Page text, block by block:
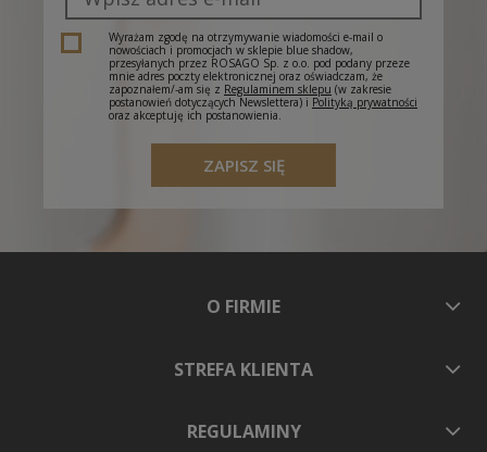
Wyrażam zgodę na otrzymywanie wiadomości e-mail o
nowościach i promocjach w sklepie blue shadow,
przesyłanych przez ROSAGO Sp. z o.o. pod podany przeze
mnie adres poczty elektronicznej oraz oświadczam, że
zapoznałem/-am się z Regulaminem sklepu (w zakresie
postanowień dotyczących Newslettera) i Polityką prywatności
oraz akceptuję ich postanowienia.
ZAPISZ SIĘ
O FIRMIE
STREFA KLIENTA
REGULAMINY